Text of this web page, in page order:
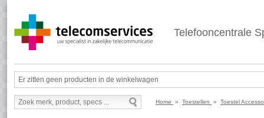
Telefooncentrale
Er zitten geen producten in de winkelwagen
Home » Toestellen » Toestel